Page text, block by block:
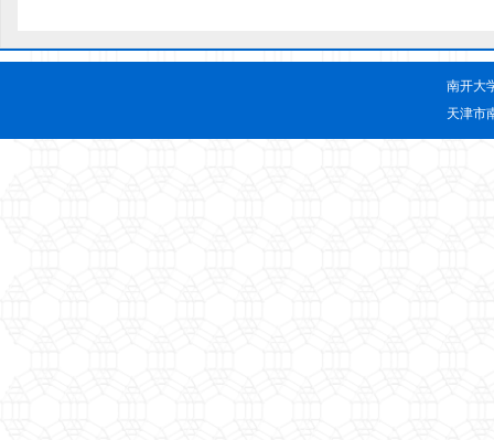
南开大
天津市